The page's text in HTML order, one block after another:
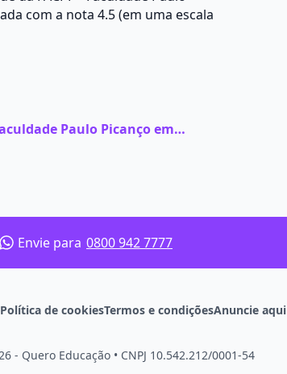
com a nota 4.5 (em uma escala
Paulo Picanço em
Envie para 0800 942 7777
Política de cookiesTermos e condiçõesAnuncie aqui
- Quero Educação • CNPJ 10.542.212/0001-54